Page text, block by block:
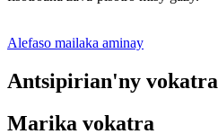
Alefaso mailaka aminay
Antsipirian'ny vokatra
Marika vokatra